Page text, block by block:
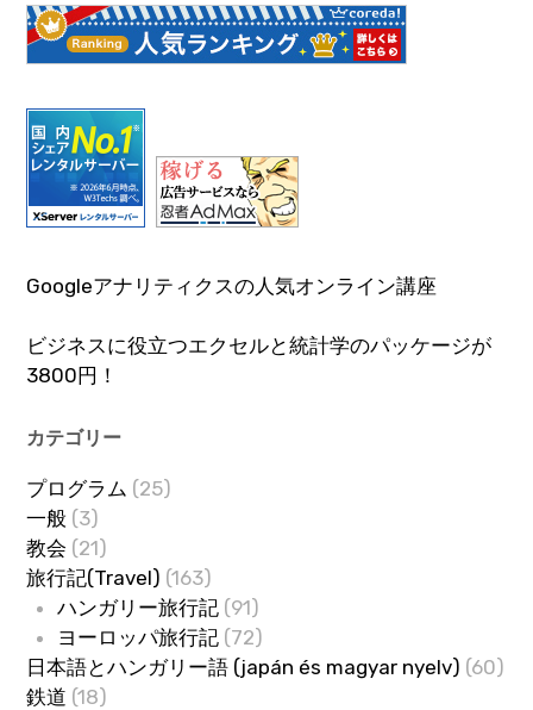
Googleアナリティクスの人気オンライン講座
ビジネスに役立つエクセルと統計学のパッケージが
3800円！
カテゴリー
プログラム (25)
一般 (3)
教会 (21)
旅行記(Travel) (163)
ハンガリー旅行記(91)
ヨーロッパ旅行記(72)
日本語とハンガリー語 (japán és magyar nyelv) (60)
鉄道 (18)